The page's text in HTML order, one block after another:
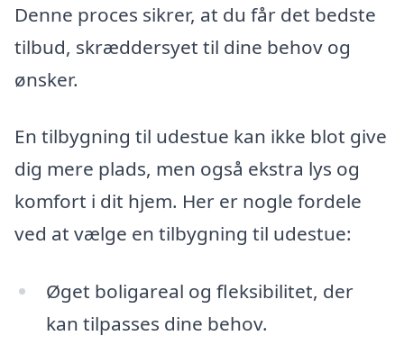
Denne proces sikrer, at du får det bedste
tilbud, skræddersyet til dine behov og
ønsker.
En tilbygning til udestue kan ikke blot give
dig mere plads, men også ekstra lys og
komfort i dit hjem. Her er nogle fordele
ved at vælge en tilbygning til udestue:
Øget boligareal og fleksibilitet, der
kan tilpasses dine behov.